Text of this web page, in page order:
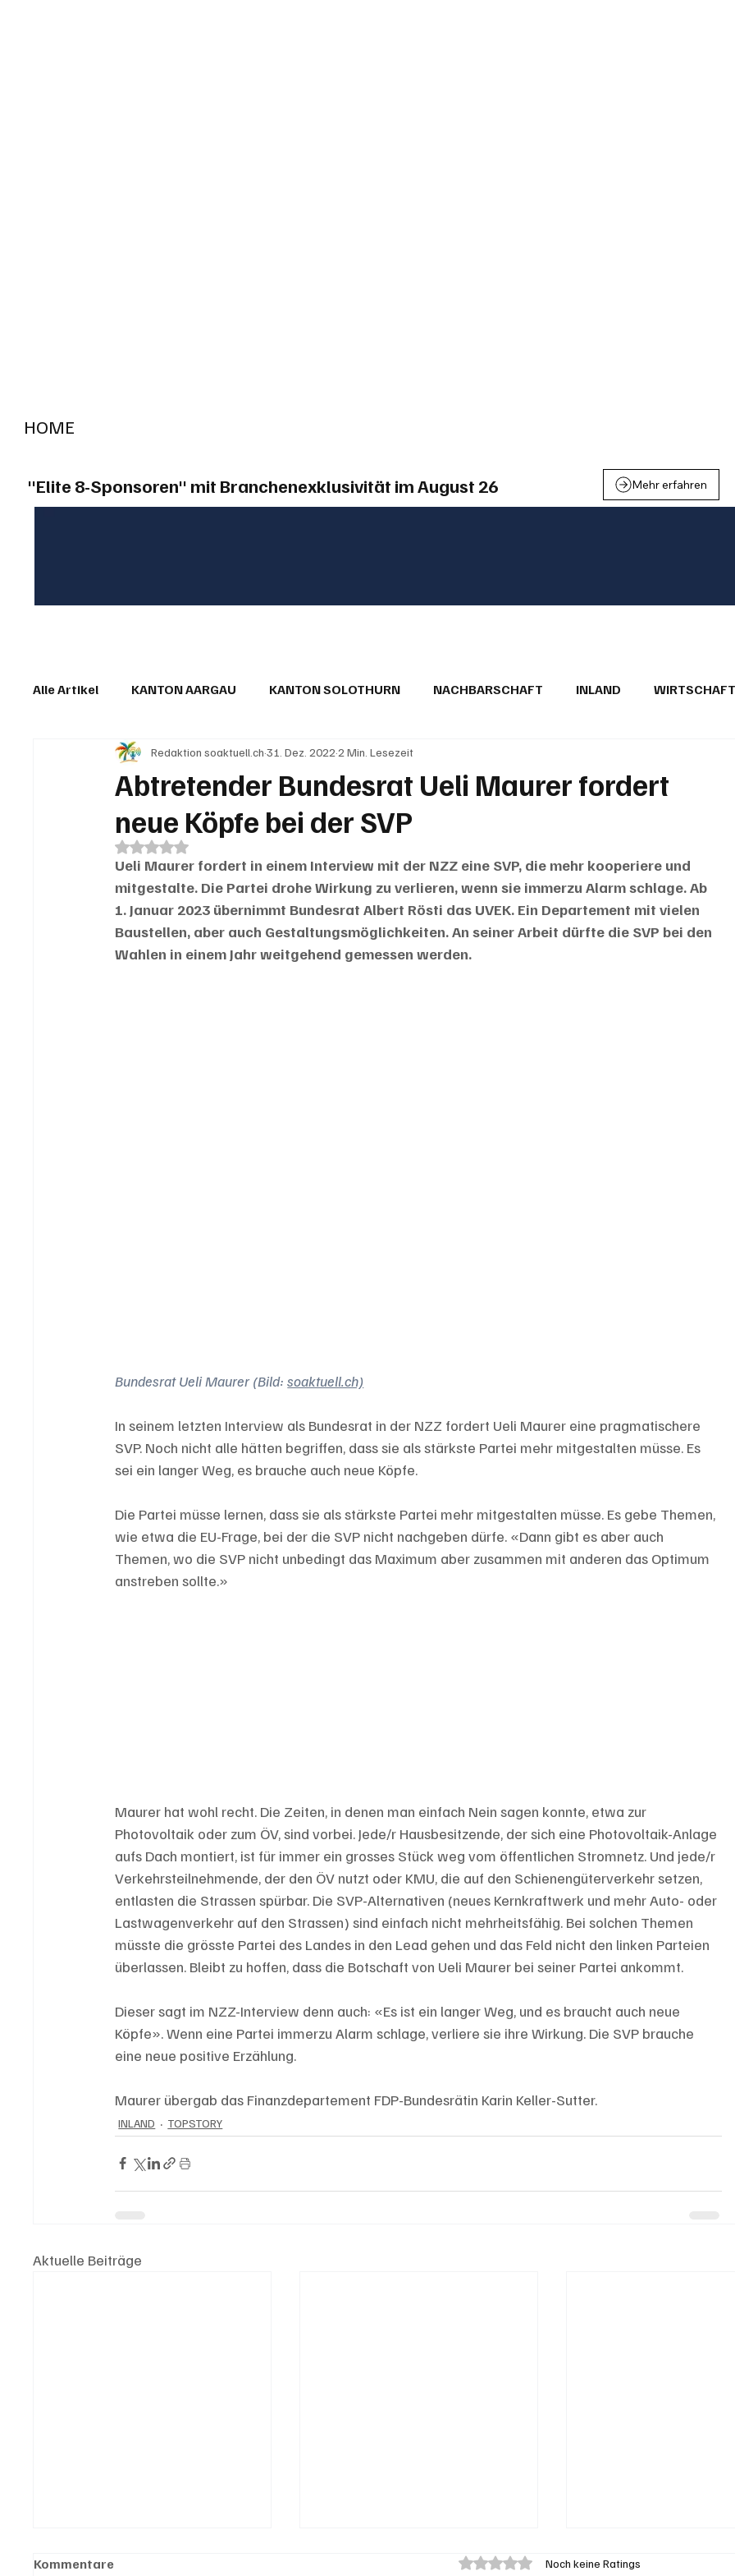
HOME
"Elite 8-Sponsoren" mit Branchenexklusivität im August 26 Mehr erfahren
Alle Artikel KANTON AARGAU KANTON SOLOTHURN NACHBARSCHAFT INLAND WIRTSCHAFT
IN EIGENER SACHE KOMMENTARE LESERBRIEFE
Abtretender Bundesrat Ueli Maurer fordert
neue Köpfe bei der SVP
Redaktion soaktuell.ch 31. Dez. 2022 2 Min. Lesezeit
Mit NaN von 5 Sternen bewertet.
Ueli Maurer fordert in einem Interview mit der NZZ eine SVP, die mehr kooperiere und
mitgestalte. Die Partei drohe Wirkung zu verlieren, wenn sie immerzu Alarm schlage. Ab
1. Januar 2023 übernimmt Bundesrat Albert Rösti das UVEK. Ein Departement mit vielen
Baustellen, aber auch Gestaltungsmöglichkeiten. An seiner Arbeit dürfte die SVP bei den
Wahlen in einem Jahr weitgehend gemessen werden.
Bundesrat Ueli Maurer (Bild: soaktuell.ch)
In seinem letzten Interview als Bundesrat in der NZZ fordert Ueli Maurer eine pragmatischere
SVP. Noch nicht alle hätten begriffen, dass sie als stärkste Partei mehr mitgestalten müsse. Es
sei ein langer Weg, es brauche auch neue Köpfe.
Die Partei müsse lernen, dass sie als stärkste Partei mehr mitgestalten müsse. Es gebe Themen,
wie etwa die EU-Frage, bei der die SVP nicht nachgeben dürfe. «Dann gibt es aber auch
Themen, wo die SVP nicht unbedingt das Maximum aber zusammen mit anderen das Optimum
anstreben sollte.»
Maurer hat wohl recht. Die Zeiten, in denen man einfach Nein sagen konnte, etwa zur
Photovoltaik oder zum ÖV, sind vorbei. Jede/r Hausbesitzende, der sich eine Photovoltaik-Anlage
aufs Dach montiert, ist für immer ein grosses Stück weg vom öffentlichen Stromnetz. Und jede/r
Verkehrsteilnehmende, der den ÖV nutzt oder KMU, die auf den Schienengüterverkehr setzen,
entlasten die Strassen spürbar. Die SVP-Alternativen (neues Kernkraftwerk und mehr Auto- oder
Lastwagenverkehr auf den Strassen) sind einfach nicht mehrheitsfähig. Bei solchen Themen
müsste die grösste Partei des Landes in den Lead gehen und das Feld nicht den linken Parteien
überlassen. Bleibt zu hoffen, dass die Botschaft von Ueli Maurer bei seiner Partei ankommt.
Dieser sagt im NZZ-Interview denn auch: «Es ist ein langer Weg, und es braucht auch neue
Köpfe». Wenn eine Partei immerzu Alarm schlage, verliere sie ihre Wirkung. Die SVP brauche
eine neue positive Erzählung.
Maurer übergab das Finanzdepartement FDP-Bundesrätin Karin Keller-Sutter.
INLAND TOPSTORY
Aktuelle Beiträge
Kommentare Mit 0 von 5 Sternen bewertet.
Noch keine Ratings